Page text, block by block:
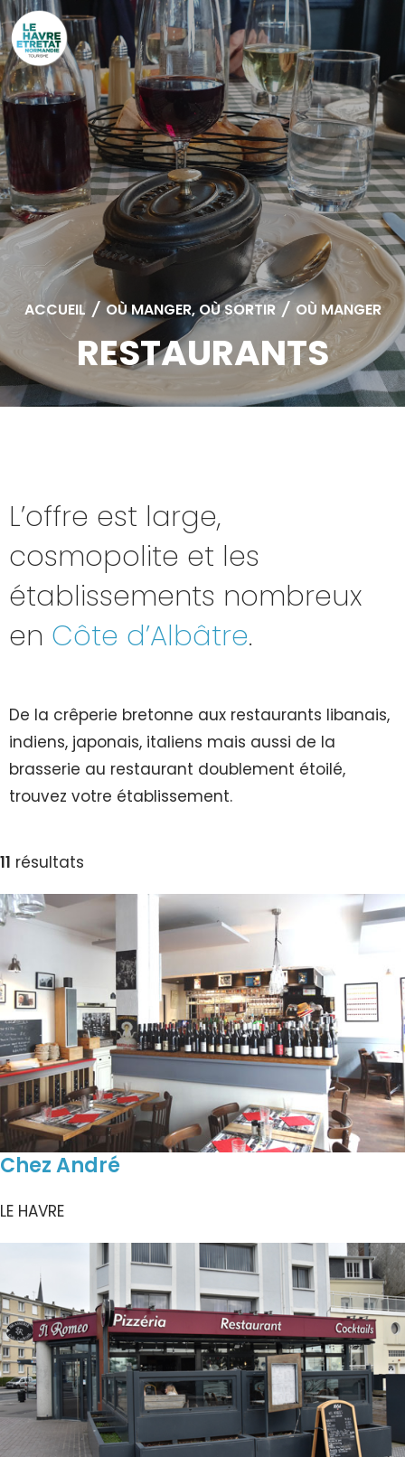
ACCUEIL / OÙ MANGER, OÙ SORTIR / OÙ MANGER
RESTAURANTS
L’offre est large,
cosmopolite et les
établissements nombreux
en Côte d’Albâtre.
De la crêperie bretonne aux restaurants libanais,
indiens, japonais, italiens mais aussi de la
brasserie au restaurant doublement étoilé,
trouvez votre établissement.
11 résultats
Chez André
LE HAVRE
Cookies management panel